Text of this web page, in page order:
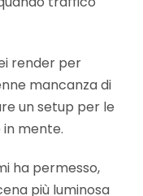
render per
mancanza di
un setup per le
mente.
ha permesso,
più luminosa